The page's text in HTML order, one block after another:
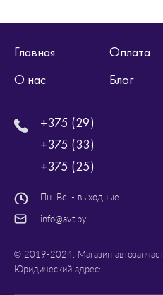
Главная Оплата
О нас
Блог
+375 (29)
+375 (33)
+375 (25)
Пн. Вс. - выходные
info@avt.by
© 2019-2024. Магазин
Юридический адрес: